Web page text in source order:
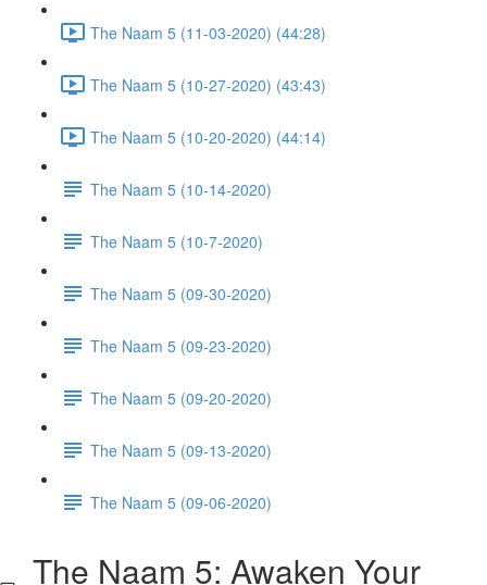
The Naam 5 (11-03-2020) (44:28)
The Naam 5 (10-27-2020) (43:43)
The Naam 5 (10-20-2020) (44:14)
The Naam 5 (10-14-2020)
The Naam 5 (10-7-2020)
The Naam 5 (09-30-2020)
The Naam 5 (09-23-2020)
The Naam 5 (09-20-2020)
The Naam 5 (09-13-2020)
The Naam 5 (09-06-2020)
The Naam 5: Awaken Your